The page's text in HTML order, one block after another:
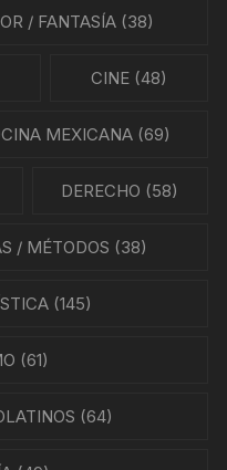
/ FANTASÍA(38)
CINE(48)
MEXICANA (69)
DERECHO (58)
/ MÉTODOS (38)
(145)
(61)
(64)